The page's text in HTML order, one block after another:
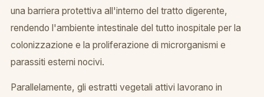
una barriera protettiva all'interno del tratto digerente,
rendendo l'ambiente intestinale del tutto inospitale per la
colonizzazione e la proliferazione di microrganismi e
parassiti esterni nocivi.
Parallelamente, gli estratti vegetali attivi lavorano in